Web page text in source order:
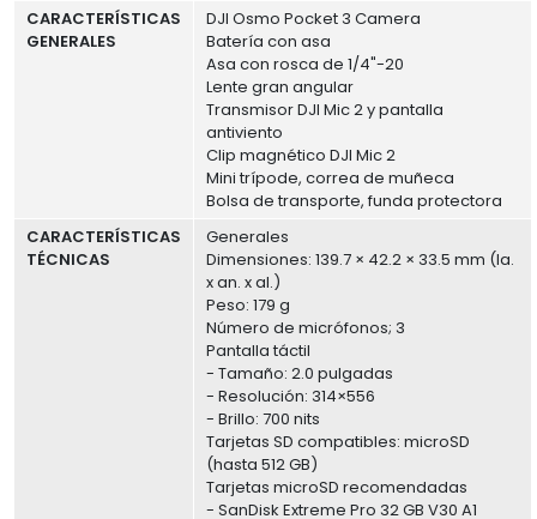
CARACTERÍSTICAS
GENERALES
DJI Osmo Pocket 3 Camera
Batería con asa
Asa con rosca de 1/4"-20
Lente gran angular
Transmisor DJI Mic 2 y pantalla
antiviento
Clip magnético DJI Mic 2
Mini trípode, correa de muñeca
Bolsa de transporte, funda protectora
CARACTERÍSTICAS
TÉCNICAS
Generales
Dimensiones: 139.7 × 42.2 × 33.5 mm (la.
x an. x al.)
Peso: 179 g
Número de micrófonos; 3
Pantalla táctil
- Tamaño: 2.0 pulgadas
- Resolución: 314×556
- Brillo: 700 nits
Tarjetas SD compatibles: microSD
(hasta 512 GB)
Tarjetas microSD recomendadas
- SanDisk Extreme Pro 32 GB V30 A1